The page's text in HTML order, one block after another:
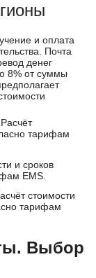
и оплата
Почта
денег
8% от суммы
Расчёт
тарифам
и сроков
EMS.
стоимости
тарифам
Выбор